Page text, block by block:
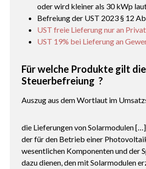
oder wird kleiner als 30 kWp
Befreiung der UST 2023 § 12
UST freie Lieferung nur an
UST 19% bei Lieferung an
Für welche Produkte gilt die
Steuerbefreiung ?
Auszug aus dem Wortlaut im
die Lieferungen von Solarmodulen
der für den Betrieb einer
wesentlichen Komponenten und der
dazu dienen, den mit Solarmodulen